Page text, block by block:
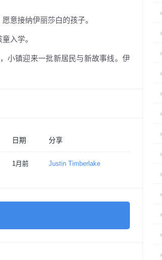
意接纳伊丽莎白的孩子。
入学。
小镇迎来一批新居民与新故事线。伊
日期 分享
1月前 Justin Timberlake